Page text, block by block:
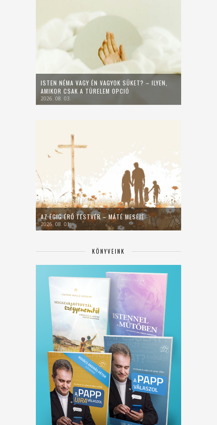
ISTEN NÉMA VAGY ÉN VAGYOK SÜKET? – ILYEN,
AMIKOR CSAK A TÜRELEM OPCIÓ
2026. 08. 03.
AZ ÉGIG ÉRŐ TESTVÉR – MÁTÉ MESÉJE
2026. 08. 01.
KÖNYVEINK